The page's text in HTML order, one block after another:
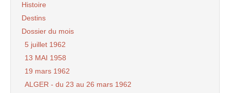
Histoire
Destins
Dossier du mois
5 juillet 1962
13 MAI 1958
19 mars 1962
ALGER - du 23 au 26 mars 1962